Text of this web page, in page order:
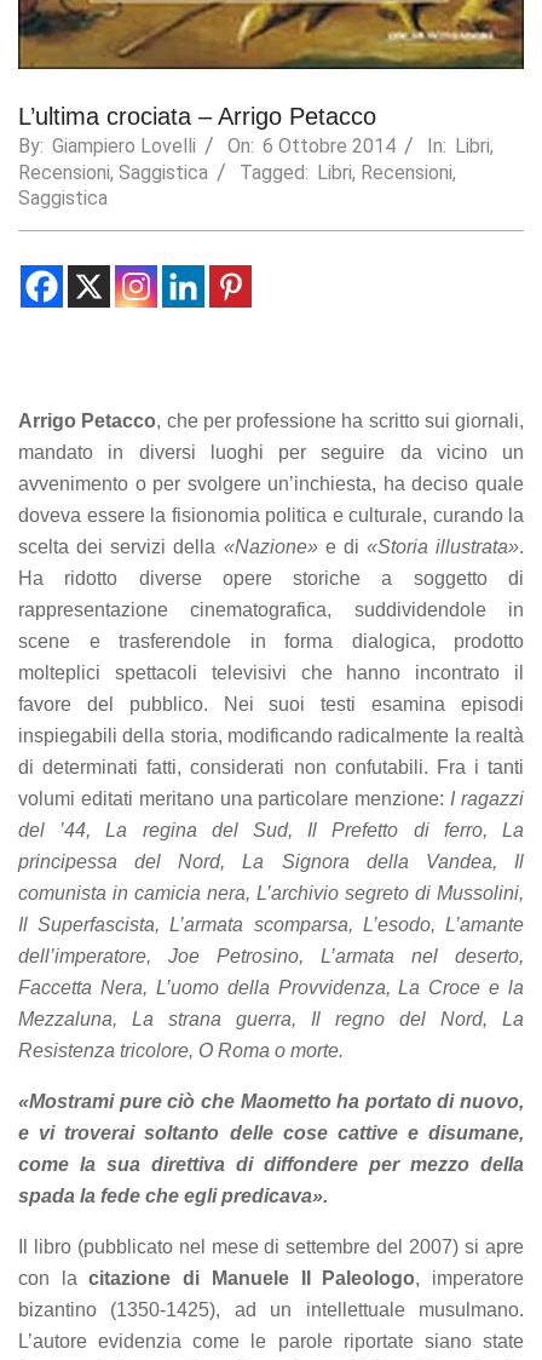
L’ultima crociata – Arrigo Petacco
By: Giampiero Lovelli On: 6 Ottobre 2014 In: Libri,
Recensioni, Saggistica Tagged: Libri, Recensioni,
Saggistica
Arrigo Petacco, che per professione ha scritto sui giornali,
mandato in diversi luoghi per seguire da vicino un
avvenimento o per svolgere un’inchiesta, ha deciso quale
doveva essere la fisionomia politica e culturale, curando la
scelta dei servizi della «Nazione»e di «Storia illustrata».
Ha ridotto diverse opere storiche a soggetto di
rappresentazione cinematografica, suddividendole in
scene e trasferendole in forma dialogica, prodotto
molteplici spettacoli televisivi che hanno incontrato il
favore del pubblico. Nei suoi testi esamina episodi
inspiegabili della storia, modificando radicalmente la realtà
di determinati fatti, considerati non confutabili. Fra i tanti
volumi editati meritano una particolare menzione: I ragazzi
del ’44, La regina del Sud, Il Prefetto di ferro, La
principessa del Nord, La Signora della Vandea, Il
comunista in camicia nera, L’archivio segreto di Mussolini,
Il Superfascista, L’armata scomparsa, L’esodo, L’amante
dell’imperatore, Joe Petrosino, L’armata nel deserto,
Faccetta Nera, L’uomo della Provvidenza, La Croce e la
Mezzaluna, La strana guerra, Il regno del Nord, La
Resistenza tricolore, O Roma o morte.
«Mostrami pure ciò che Maometto ha portato di nuovo,
e vi troverai soltanto delle cose cattive e disumane,
come la sua direttiva di diffondere per mezzo della
spada la fede che egli predicava».
Il libro (pubblicato nel mese di settembre del 2007) si apre
con lacitazione di Manuele II Paleologo, imperatore
bizantino (1350-1425), ad un intellettuale musulmano.
L’autore evidenzia come le parole riportate siano state
Statistics
In order for
improve the
website's
functionality
and
structure,
website is
used.
our website
to perform
as well as
possible
during your
visit. If you
refuse these
cookies,
some
functionality
will
disappear
from the
Marketing
By sharing
interests
and
behavior as
you visit our
site, you
increase the
chance of
seeing
personalized
offers.